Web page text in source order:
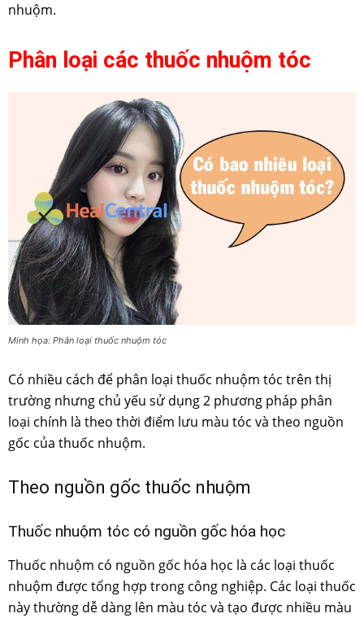
nhuộm.
Phân loại các thuốc nhuộm tóc
Minh họa: Phân loại thuốc nhuộm tóc
Có nhiều cách để phân loại thuốc nhuộm tóc trên thị
trường nhưng chủ yếu sử dụng 2 phương pháp phân
loại chính là theo thời điểm lưu màu tóc và theo nguồn
gốc của thuốc nhuộm.
Theo nguồn gốc thuốc nhuộm
Thuốc nhuộm tóc có nguồn gốc hóa học
Thuốc nhuộm có nguồn gốc hóa học là các loại thuốc
nhuộm được tổng hợp trong công nghiệp. Các loại thuốc
này thường dễ dàng lên màu tóc và tạo được nhiều màu